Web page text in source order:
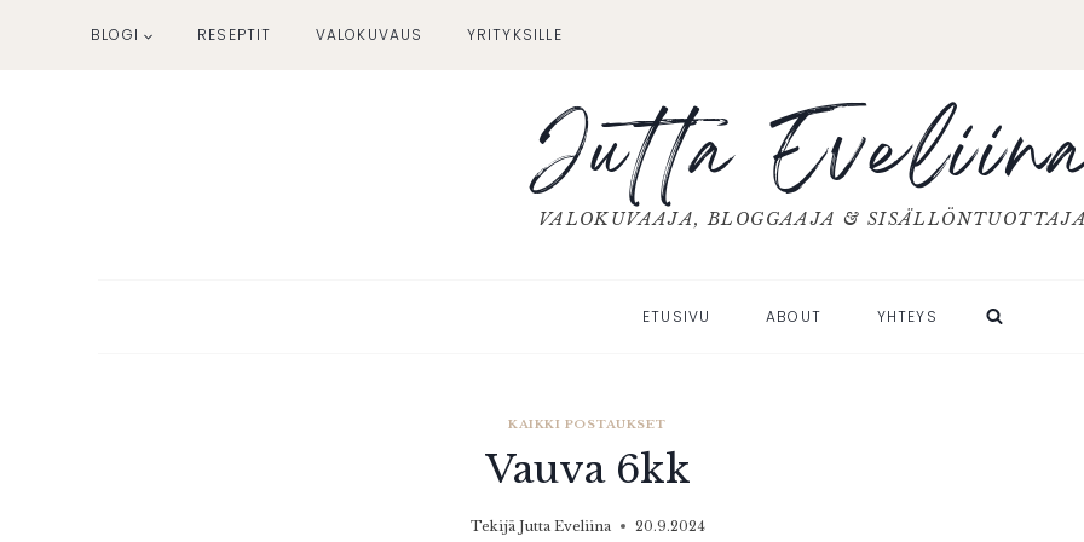
BLOGI RESEPTIT VALOKUVAUS YRITYKSILLE
Jutta
VALOKUVAAJA, BLOGGAAJA &
ETUSIVU ABOUT YHTEYS
KAIKKI POSTAUKSET
Vauva 6kk
Tekijä Jutta Eveliina 20.9.2024